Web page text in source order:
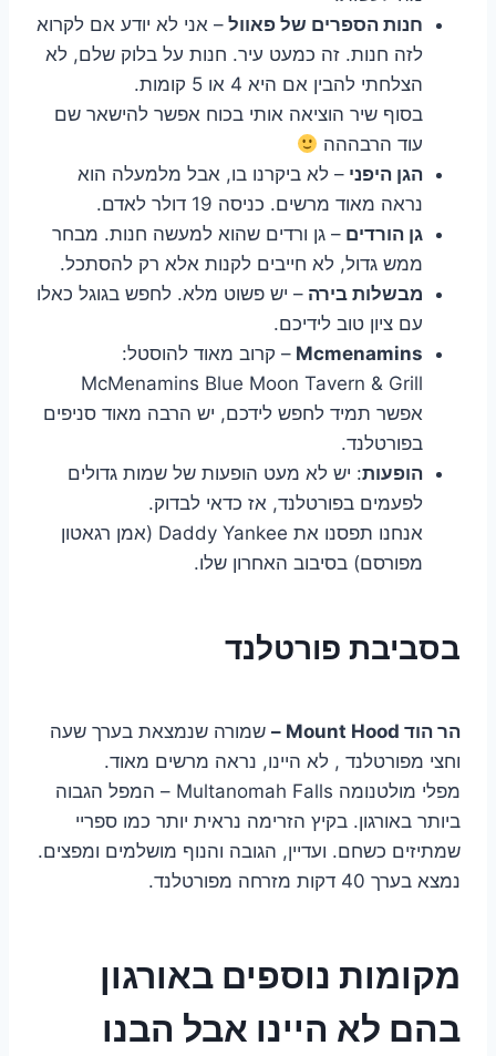
חנות הספרים של פאוול – אני לא יודע אם לקרוא
לזה חנות. זה כמעט עיר. חנות על בלוק שלם, לא
הצלחתי להבין אם היא 4 או 5 קומות.
בסוף שיר הוציאה אותי בכוח אפשר להישאר שם
עוד הרבההה
הגן היפני – לא ביקרנו בו, אבל מלמעלה הוא
נראה מאוד מרשים. כניסה 19 דולר לאדם.
גן הורדים – גן ורדים שהוא למעשה חנות. מבחר
ממש גדול, לא חייבים לקנות אלא רק להסתכל.
מבשלות בירה – יש פשוט מלא. לחפש בגוגל כאלו
עם ציון טוב לידיכם.
Mcmenamins – קרוב מאוד להוסטל:
McMenamins Blue Moon Tavern & Grill
אפשר תמיד לחפש לידכם, יש הרבה מאוד סניפים
בפורטלנד.
הופעות: יש לא מעט הופעות של שמות גדולים
לפעמים בפורטלנד, אז כדאי לבדוק.
אנחנו תפסנו את Daddy Yankee (אמן רגאטון
מפורסם) בסיבוב האחרון שלו.
בסביבת פורטלנד
הר הוד Mount Hood –
שמורה שנמצאת בערך שעה
וחצי מפורטלנד , לא היינו, נראה מרשים מאוד.
מפלי מולטנומה Multanomah Falls – המפל הגבוה
ביותר באורגון. בקיץ הזרימה נראית יותר כמו ספריי
שמתיזים כשחם. ועדיין, הגובה והנוף מושלמים ומפצים.
נמצא בערך 40 דקות מזרחה מפורטלנד.
מקומות נוספים באורגון
בהם לא היינו אבל הבנו